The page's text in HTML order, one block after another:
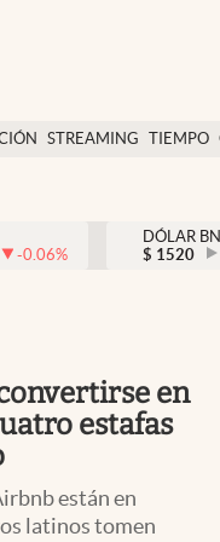
STREAMING TIEMPO
México
-0.06%
DÓLAR
$ 1520
en
estafas
están en
latinos tomen